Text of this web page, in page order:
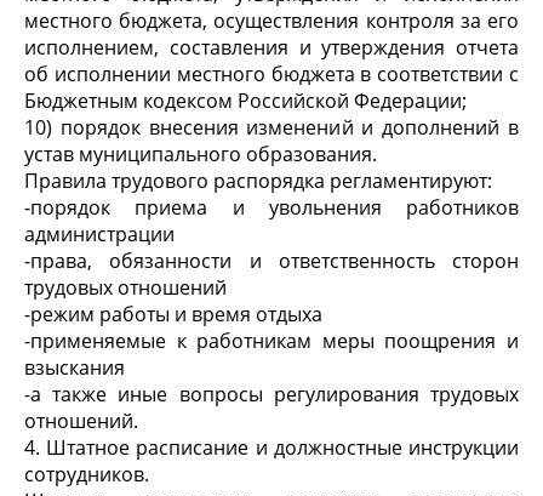
местного бюджета, осуществления контроля за его
исполнением, составления и утверждения отчета
об исполнении местного бюджета в соответствии с
Бюджетным кодексом Российской Федерации;
10) порядок внесения изменений и дополнений в
устав муниципального образования.
Правила трудового распорядка регламентируют:
-порядок приема и увольнения работников
администрации
-права, обязанности и ответственность сторон
трудовых отношений
-режим работы и время отдыха
-применяемые к работникам меры поощрения и
взыскания
-а также иные вопросы регулирования трудовых
отношений.
4. Штатное расписание и должностные инструкции
сотрудников.